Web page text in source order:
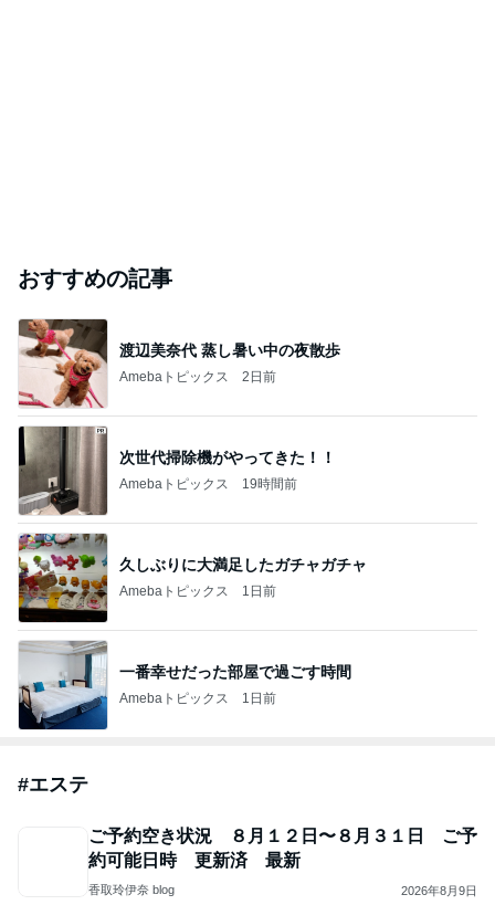
おすすめの記事
渡辺美奈代 蒸し暑い中の夜散歩
Amebaトピックス 2日前
次世代掃除機がやってきた！！
Amebaトピックス 19時間前
久しぶりに大満足したガチャガチャ
Amebaトピックス 1日前
一番幸せだった部屋で過ごす時間
Amebaトピックス 1日前
#エステ
ご予約空き状況 ８月１２日〜８月３１日 ご予
約可能日時 更新済 最新
香取玲伊奈 blog 2026年8月9日